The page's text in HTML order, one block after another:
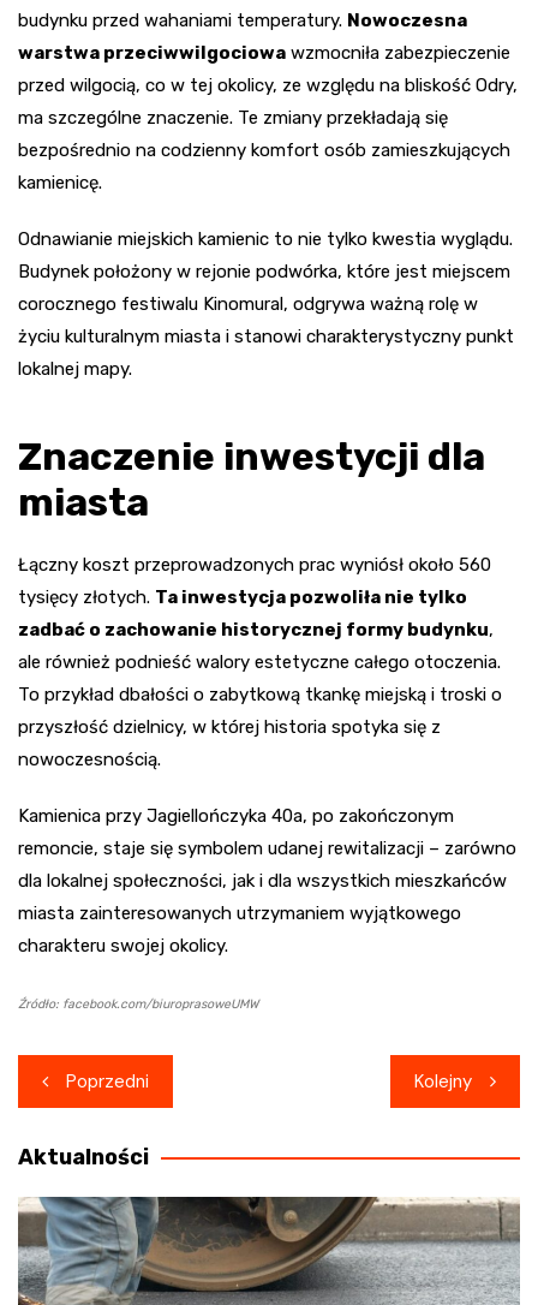
budynku przed wahaniami temperatury. Nowoczesna
warstwa przeciwwilgociowa wzmocniła zabezpieczenie
przed wilgocią, co w tej okolicy, ze względu na bliskość Odry,
ma szczególne znaczenie. Te zmiany przekładają się
bezpośrednio na codzienny komfort osób zamieszkujących
kamienicę.
Odnawianie miejskich kamienic to nie tylko kwestia wyglądu.
Budynek położony w rejonie podwórka, które jest miejscem
corocznego festiwalu Kinomural, odgrywa ważną rolę w
życiu kulturalnym miasta i stanowi charakterystyczny punkt
lokalnej mapy.
Znaczenie inwestycji dla
miasta
Łączny koszt przeprowadzonych prac wyniósł około 560
tysięcy złotych. Ta inwestycja pozwoliła nie tylko
zadbać o zachowanie historycznej formy budynku,
ale również podnieść walory estetyczne całego otoczenia.
To przykład dbałości o zabytkową tkankę miejską i troski o
przyszłość dzielnicy, w której historia spotyka się z
nowoczesnością.
Kamienica przy Jagiellończyka 40a, po zakończonym
remoncie, staje się symbolem udanej rewitalizacji – zarówno
dla lokalnej społeczności, jak i dla wszystkich mieszkańców
miasta zainteresowanych utrzymaniem wyjątkowego
charakteru swojej okolicy.
Źródło: facebook.com/biuroprasoweUMW
Nawigacja
wpisu
Poprzedni Kolejny
Aktualności